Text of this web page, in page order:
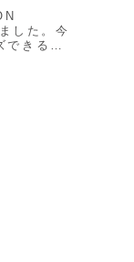
した。今
きる範